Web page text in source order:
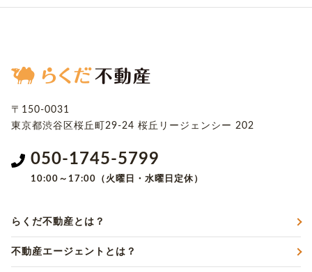
〒150-0031
東京都渋谷区桜丘町29-24 桜丘リージェンシー 202
050-1745-5799
10:00～17:00（火曜日・水曜日定休）
らくだ不動産とは？
不動産エージェントとは？